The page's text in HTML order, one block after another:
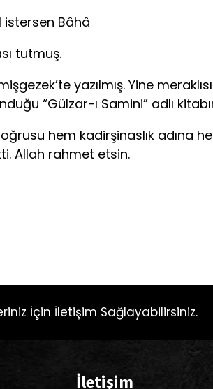
Bâhâ
tutmuş.
yazılmış. Yine
“Gülzar-ı Samini” adlı
hem kadirşinaslık adına
Allah rahmet etsin.
İçin İletişim Sağlayabilirsiniz.
İletişim